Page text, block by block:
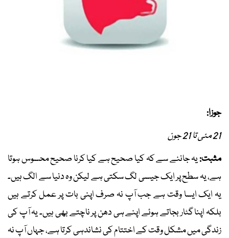
جوزا:
21 مئی تا 21 جون
مثبت:یہ جاننے سے کہ کیا صحیح ہے کیا کرنا صحیح محسوس ہوتا
ہے، یہ سطح پر ایک جیسی لگ سکتی ہے لیکن وہ دنیا سے الگ ہیں۔
یہ ایک ایسا وقت ہے جب آپ نہ صرف اپنی بات پر عمل کرتے ہیں
بلکہ اپنا گٹار بجاتے ہوئے اپنے ہی دھن پر ناچتے بھی ہیں۔ یہ آپ کی
زندگی میں مشکل وقت کے اختتام کی نشاندہی کرتا ہے، جہاں آپ نہ